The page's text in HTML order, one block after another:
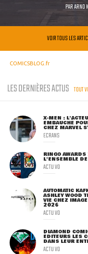
PARARNO
VOIR TOUS LES
COMICSBLOG.fr
LES DERNIÈRES ACTUS TOUT
X-MEN :
EMBAUCHÉ
CHEZ MARVEL
ECRANS
RINGO
L'ENSEMBLE
ACTU VO
AUTOMATIC
ASHLEY WOOD
VIE CHEZ
2026
ACTU VO
DIAMOND
ÉDITEURS LES
DANS LEUR
ACTU VO